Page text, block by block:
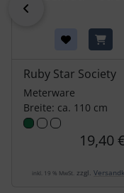
Ruby Star Society
Meterware
Breite: ca. 110 cm
19,40
inkl. 19 % MwSt. zzgl.